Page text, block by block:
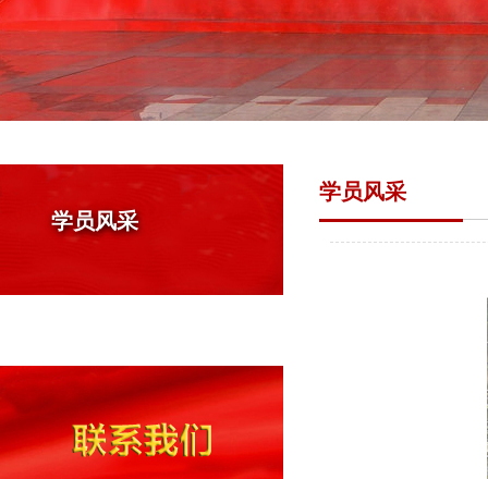
学员风采
学员风采